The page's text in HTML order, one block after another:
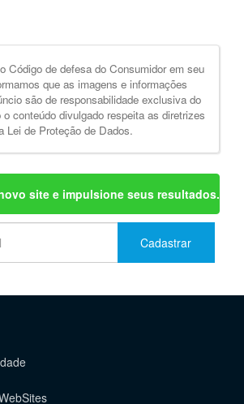
Código de defesa do Consumidor em seu
que as imagens e informações
são de responsabilidade exclusiva do
o conteúdo divulgado respeita as diretrizes
Lei de Proteção de Dados.
site e impulsione seus resultados.
Cadastrar